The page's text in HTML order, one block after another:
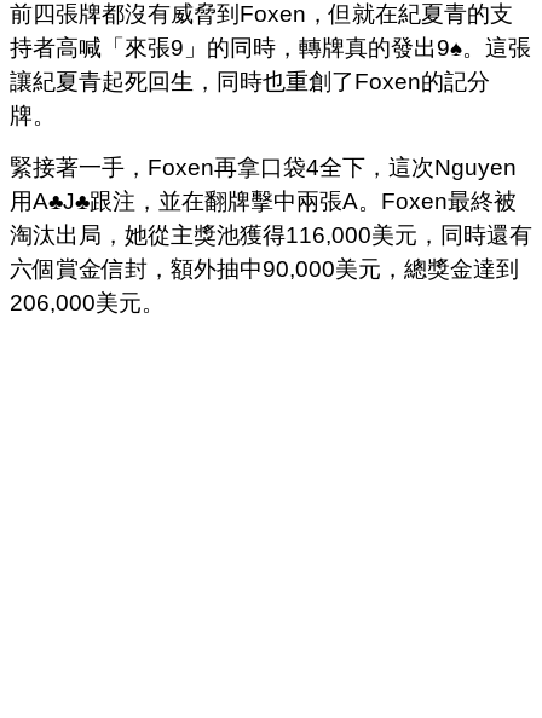
前四張牌都沒有威脅到Foxen，但就在紀夏青的支
持者高喊「來張9」的同時，轉牌​​真的發出9♠。這張
讓紀夏青起死回生，同時也重創了Foxen的記分
牌。
緊接著一手，Foxen再拿口袋4全下，這次Nguyen
用A♣J♣跟注，並在翻牌擊中兩張A。Foxen最終被
淘汰出局，她從主獎池獲得116,000美元，同時還有
六個賞金信封，額外抽中90,000美元，總獎金達到
206,000美元。